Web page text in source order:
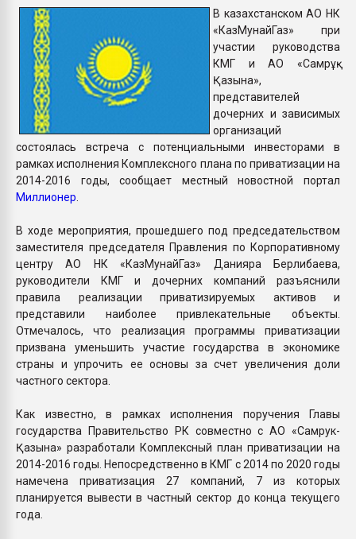
В казахстанском АО НК
«КазМунайГаз» при
участии руководства
КМГ и АО «Самрұқ-
Қазына»,
представителей
дочерних и зависимых
организаций
состоялась встреча с потенциальными инвесторами в
рамках исполнения Комплексного плана по приватизации на
2014-2016 годы, сообщает местный новостной портал
Миллионер
В ходе мероприятия, прошедшего под председательством
заместителя председателя Правления по Корпоративному
центру АО НК «КазМунайГаз» Данияра Берлибаева,
руководители КМГ и дочерних компаний разъяснили
правила реализации приватизируемых активов и
представили наиболее привлекательные объекты.
Отмечалось, что реализация программы приватизации
призвана уменьшить участие государства в экономике
страны и упрочить ее основы за счет увеличения доли
частного сектора.
Как известно, в рамках исполнения поручения Главы
государства Правительство РК совместно с АО «Самрук-
Қазына» разработали Комплексный план приватизации на
2014-2016 годы. Непосредственно в КМГ с 2014 по 2020 годы
намечена приватизация 27 компаний, 7 из которых
планируется вывести в частный сектор до конца текущего
года.